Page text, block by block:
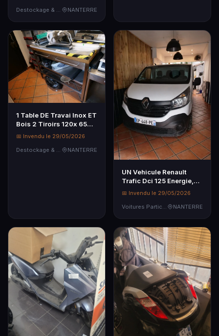
NANTERRE
1 Table DE Travai Inox ET
Bois 2 Tiroirs 120x 65
96, Avec SO…
📅 Invendu le 29/05/2026
Destockage & Invendus
NANTERRE
UN Vehicule Renault
Trafic Dci 125 Energie,
Immatricule EP-4…
📅 Invendu le 29/05/2026
NANTERRE